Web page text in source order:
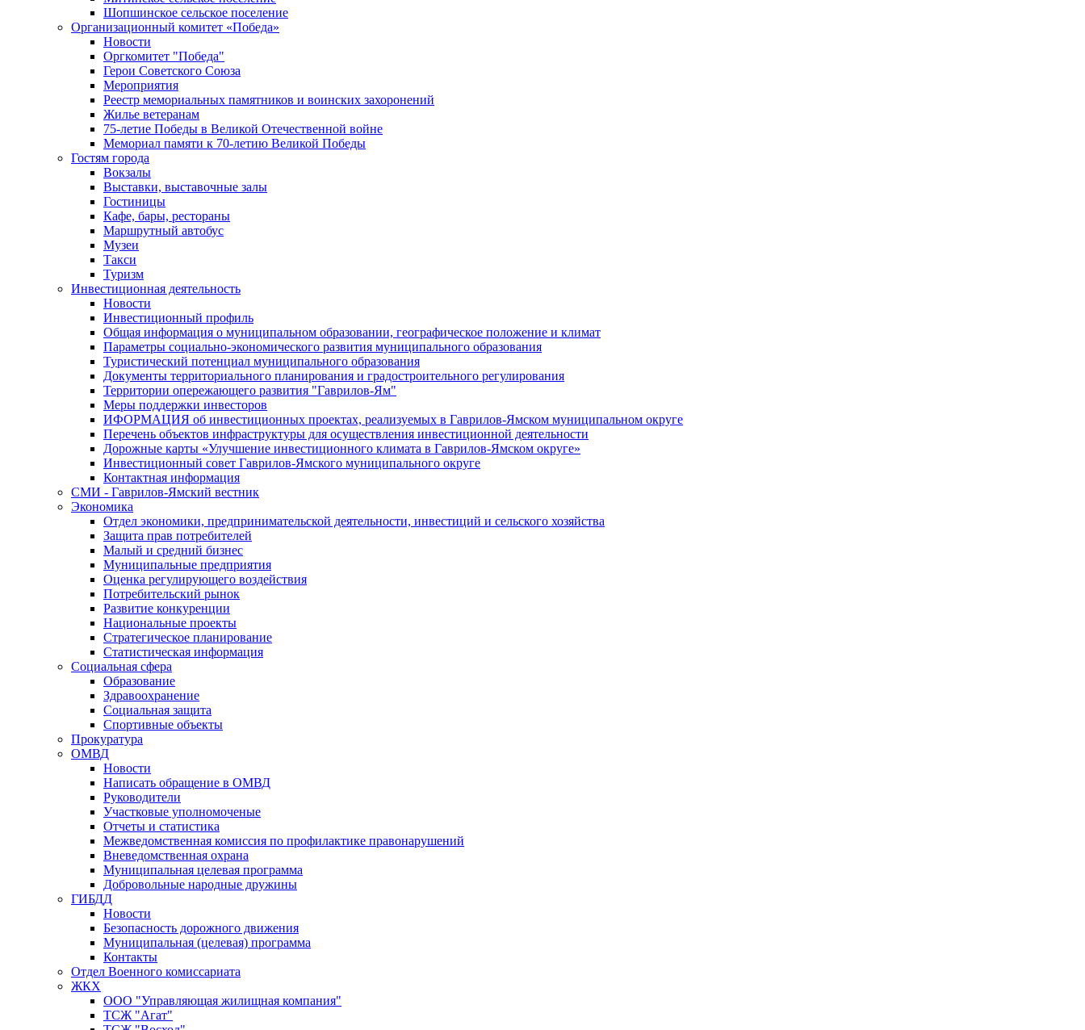
Шопшинское сельское поселение
Организационный комитет «Победа»
Новости
Оргкомитет "Победа"
Герои Советского Союза
Мероприятия
Реестр мемориальных памятников и воинских захоронений
Жилье ветеранам
75-летие Победы в Великой Отечественной войне
Мемориал памяти к 70-летию Великой Победы
Гостям города
Вокзалы
Выставки, выставочные залы
Гостиницы
Кафе, бары, рестораны
Маршрутный автобус
Музеи
Такси
Туризм
Инвестиционная деятельность
Новости
Инвестиционный профиль
Общая информация о муниципальном образовании, географическое положение и климат
Параметры социально-экономического развития муниципального образования
Туристический потенциал муниципального образования
Документы территориального планирования и градостроительного регулирования
Территории опережающего развития "Гаврилов-Ям"
Меры поддержки инвесторов
ИФОРМАЦИЯ об инвестиционных проектах, реализуемых в Гаврилов-Ямском муниципальном округе
Перечень объектов инфраструктуры для осуществления инвестиционной деятельности
Дорожные карты «Улучшение инвестиционного климата в Гаврилов-Ямском округе»
Инвестиционный совет Гаврилов-Ямского муниципального округе
Контактная информация
СМИ - Гаврилов-Ямский вестник
Экономика
Отдел экономики, предпринимательской деятельности, инвестиций и сельского хозяйства
Защита прав потребителей
Малый и средний бизнес
Муниципальные предприятия
Оценка регулирующего воздействия
Потребительский рынок
Развитие конкуренции
Национальные проекты
Стратегическое планирование
Статистическая информация
Социальная сфера
Образование
Здравоохранение
Социальная защита
Спортивные объекты
Прокуратура
ОМВД
Новости
Написать обращение в ОМВД
Руководители
Участковые уполномоченые
Отчеты и статистика
Межведомственная комиссия по профилактике правонарушений
Вневедомственная охрана
Муниципальная целевая программа
Добровольные народные дружины
ГИБДД
Новости
Безопасность дорожного движения
Муниципальная (целевая) программа
Контакты
Отдел Военного комиссариата
ЖКХ
ООО "Управляющая жилищная компания"
ТСЖ "Агат"